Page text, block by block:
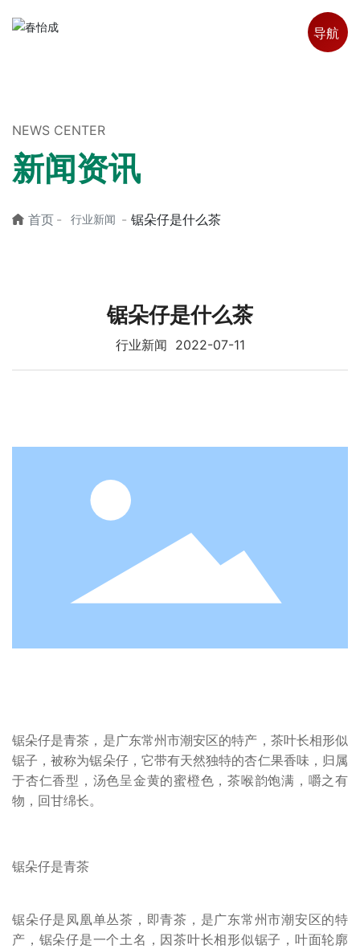
导航
NEWS CENTER
新闻资讯
首页 行业新闻 锯朵仔是什么茶
锯朵仔是什么茶
行业新闻 2022-07-11
锯朵仔是青茶，是广东常州市潮安区的特产，茶叶长相形似
锯子，被称为锯朵仔，它带有天然独特的杏仁果香味，归属
于杏仁香型，汤色呈金黄的蜜橙色，茶喉韵饱满，嚼之有
物，回甘绵长。
锯朵仔是青茶
锯朵仔是凤凰单丛茶，即青茶，是广东常州市潮安区的特
产，锯朵仔是一个土名，因茶叶长相形似锯子，叶面轮廓